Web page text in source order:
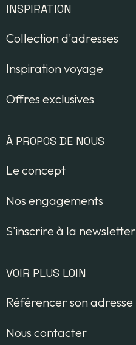
INSPIRATION
Collection d'adresses
Inspiration voyage
Offres exclusives
À PROPOS DE NOUS
Le concept
Nos engagements
S'inscrire à la newsletter
VOIR PLUS LOIN
Référencer son adresse
Nous contacter